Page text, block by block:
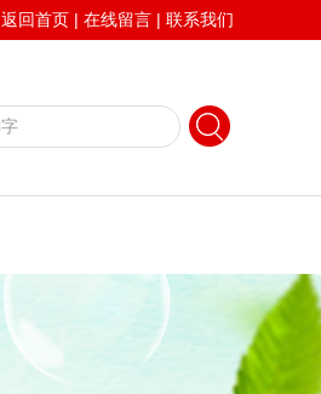
返回首页 | 在线留言 | 联系我们